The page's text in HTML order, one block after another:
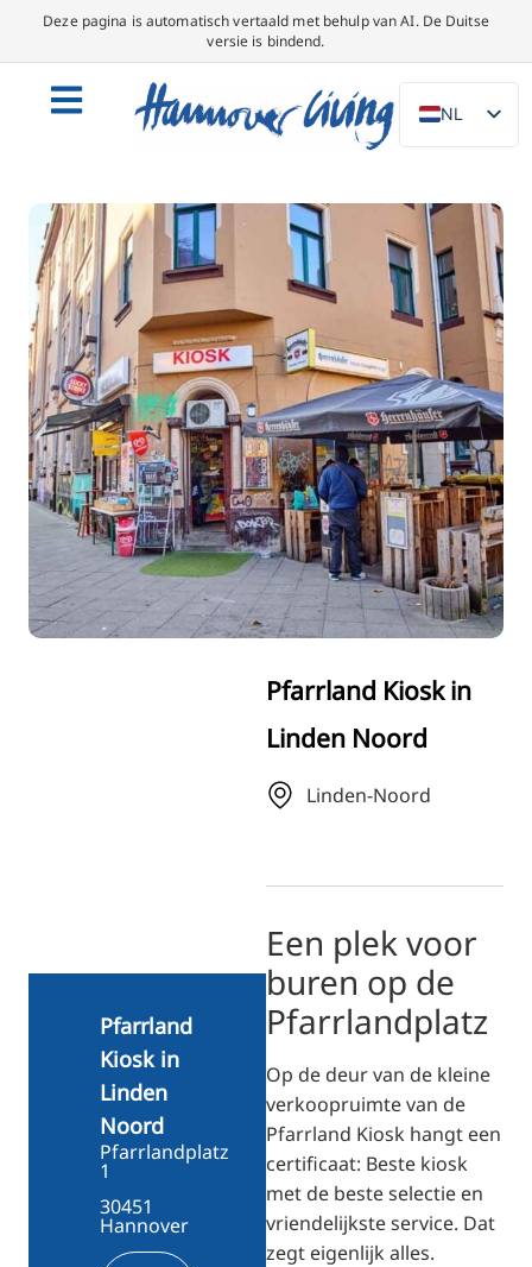
Deze pagina is automatisch vertaald met behulp van AI. De Duitse
versie is bindend.
NL
DE
ES
IT
DA
SV
FR
PT
TR
RU
FI
ZH
JA
Pfarrland Kiosk in
Linden Noord
Linden-Noord
Een plek voor
buren op de
Pfarrlandplatz
Op de deur van de kleine
verkoopruimte van de
Pfarrland Kiosk hangt een
certificaat: Beste kiosk
met de beste selectie en
vriendelijkste service. Dat
zegt eigenlijk alles.
Pfarrland
Kiosk in
Linden
Noord
Pfarrlandplatz
1
30451
Hannover